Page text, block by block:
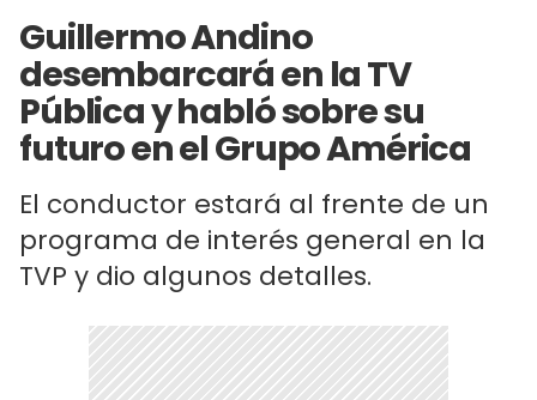
Guillermo Andino
desembarcará en la TV
Pública y habló sobre su
futuro en el Grupo América
El conductor estará al frente de un
programa de interés general en la
TVP y dio algunos detalles.